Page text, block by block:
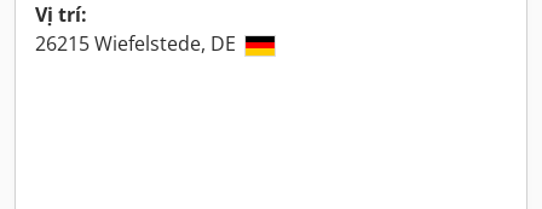
Vị trí:
26215 Wiefelstede, DE